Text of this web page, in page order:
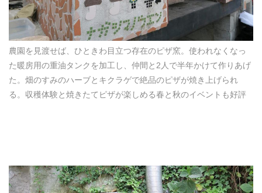
農園を見渡せば、ひときわ目立つ存在のピザ窯。使われなくなっ
た暖房用の重油タンクを加工し、仲間と2人で半年かけて作りあげ
た。畑のすみのハーブとキクラゲで絶品のピザが焼き上げられ
る。収穫体験と焼きたてピザが楽しめる春と秋のイベントも好評